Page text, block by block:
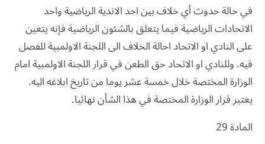
في حالة حدوث أي خلاف بين احد الاندية الرياضية واحد
الاتحادات الرياضية فيما يتعلق بالشئون الرياضية فإنه يتعين
على النادي او الاتحاد احالة الخلاف الى اللجنة الاولمبية للفصل
فيه. وللنادي او الاتحاد حق الطعن في قرار اللجنة الاولمبية امام
الوزارة المختصة خلال خمسة عشر يوما من تاريخ ابلاغه اليه.
يعتبر قرار الوزارة المختصة في هذا الشأن نهائيا.
المادة 29